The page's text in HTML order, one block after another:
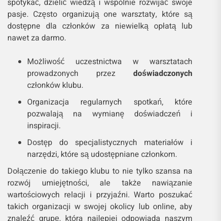
spotykać, dzielić wiedzą i wspólnie rozwijać swoje
pasje. Często organizują one warsztaty, które są
dostępne dla członków za niewielką opłatą lub
nawet za darmo.
Możliwość uczestnictwa w warsztatach
prowadzonych przezdoświadczonych
członków klubu.
Organizacja regularnych spotkań, które
pozwalają na wymianę doświadczeń i
inspiracji.
Dostęp do specjalistycznych materiałów i
narzędzi, które są udostępniane członkom.
Dołączenie do takiego klubu to nie tylko szansa na
rozwój umiejętności, ale także nawiązanie
wartościowych relacji i przyjaźni. Warto poszukać
takich organizacji w swojej okolicy lub online, aby
znaleźć grupę, która najlepiej odpowiada naszym